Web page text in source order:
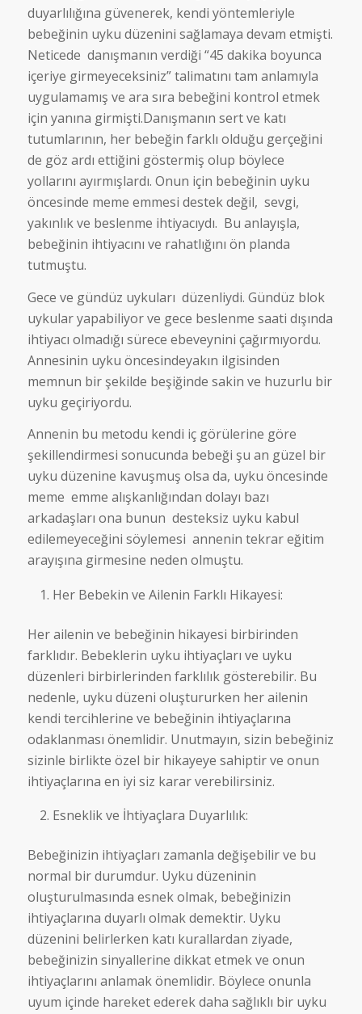
duyarlılığına güvenerek, kendi yöntemleriyle
bebeğinin uyku düzenini sağlamaya devam etmişti.
Neticede danışmanın verdiği “45 dakika boyunca
içeriye girmeyeceksiniz” talimatını tam anlamıyla
uygulamamış ve ara sıra bebeğini kontrol etmek
için yanına girmişti.Danışmanın sert ve katı
tutumlarının, her bebeğin farklı olduğu gerçeğini
de göz ardı ettiğini göstermiş olup böylece
yollarını ayırmışlardı. Onun için bebeğinin uyku
öncesinde meme emmesi destek değil, sevgi,
yakınlık ve beslenme ihtiyacıydı. Bu anlayışla,
bebeğinin ihtiyacını ve rahatlığını ön planda
tutmuştu.
Gece ve gündüz uykuları düzenliydi. Gündüz blok
uykular yapabiliyor ve gece beslenme saati dışında
ihtiyacı olmadığı sürece ebeveynini çağırmıyordu.
Annesinin uyku öncesindeyakın ilgisinden
memnun bir şekilde beşiğinde sakin ve huzurlu bir
uyku geçiriyordu.
Annenin bu metodu kendi iç görülerine göre
şekillendirmesi sonucunda bebeği şu an güzel bir
uyku düzenine kavuşmuş olsa da, uyku öncesinde
meme emme alışkanlığından dolayı bazı
arkadaşları ona bunun desteksiz uyku kabul
edilemeyeceğini söylemesi annenin tekrar eğitim
arayışına girmesine neden olmuştu.
Her Bebekin ve Ailenin Farklı Hikayesi:
Her ailenin ve bebeğinin hikayesi birbirinden
farklıdır. Bebeklerin uyku ihtiyaçları ve uyku
düzenleri birbirlerinden farklılık gösterebilir. Bu
nedenle, uyku düzeni oluştururken her ailenin
kendi tercihlerine ve bebeğinin ihtiyaçlarına
odaklanması önemlidir. Unutmayın, sizin bebeğiniz
sizinle birlikte özel bir hikayeye sahiptir ve onun
ihtiyaçlarına en iyi siz karar verebilirsiniz.
Esneklik ve İhtiyaçlara Duyarlılık:
Bebeğinizin ihtiyaçları zamanla değişebilir ve bu
normal bir durumdur. Uyku düzeninin
oluşturulmasında esnek olmak, bebeğinizin
ihtiyaçlarına duyarlı olmak demektir. Uyku
düzenini belirlerken katı kurallardan ziyade,
bebeğinizin sinyallerine dikkat etmek ve onun
ihtiyaçlarını anlamak önemlidir. Böylece onunla
uyum içinde hareket ederek daha sağlıklı bir uyku